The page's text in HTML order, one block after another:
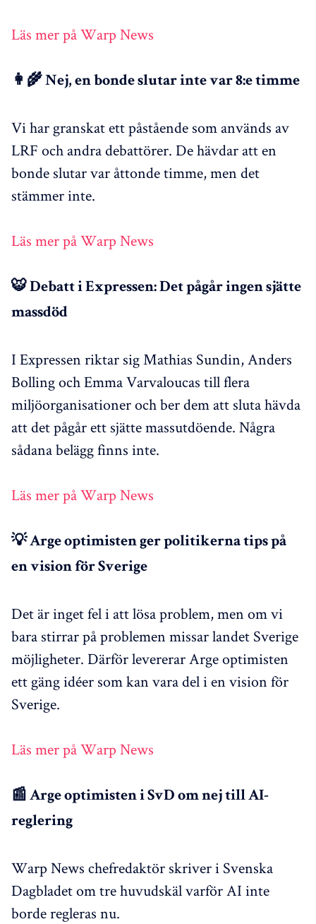
Läs mer på Warp News
👩‍🌾 Nej, en bonde slutar inte var 8:e timme
Vi har granskat ett påstående som används av
LRF och andra debattörer. De hävdar att en
bonde slutar var åttonde timme, men det
stämmer inte.
Läs mer på Warp News
🐯 Debatt i Expressen: Det pågår ingen sjätte
massdöd
I Expressen riktar sig Mathias Sundin, Anders
Bolling och Emma Varvaloucas till flera
miljöorganisationer och ber dem att sluta hävda
att det pågår ett sjätte massutdöende. Några
sådana belägg finns inte.
Läs mer på Warp News
💡 Arge optimisten ger politikerna tips på
en vision för Sverige
Det är inget fel i att lösa problem, men om vi
bara stirrar på problemen missar landet Sverige
möjligheter. Därför levererar Arge optimisten
ett gäng idéer som kan vara del i en vision för
Sverige.
Läs mer på Warp News
📰 Arge optimisten i SvD om nej till AI-
reglering
Warp News chefredaktör skriver i Svenska
Dagbladet om tre huvudskäl varför AI inte
borde regleras nu.